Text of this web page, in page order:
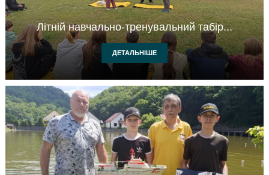
Літній навчально-тренувальний табір...
ДЕТАЛЬНІШЕ